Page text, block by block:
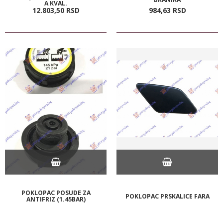
A KVAL.
12.803,50 RSD 984,63 RSD
POKLOPAC POSUDE ZA
ANTIFRIZ (1.45BAR) POKLOPAC PRSKALICE FARA